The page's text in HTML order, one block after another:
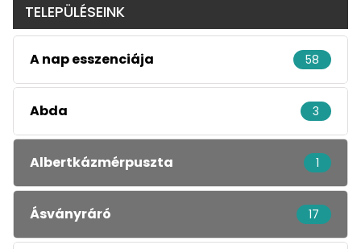
TELEPÜLÉSEINK
A nap esszenciája 58
Abda 3
Albertkázmérpuszta 1
Ásványráró 17